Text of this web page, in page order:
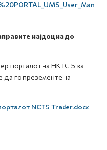
најдоцна до
порталот на НКТС 5 за
го презементе на
NCTS Trader.docx